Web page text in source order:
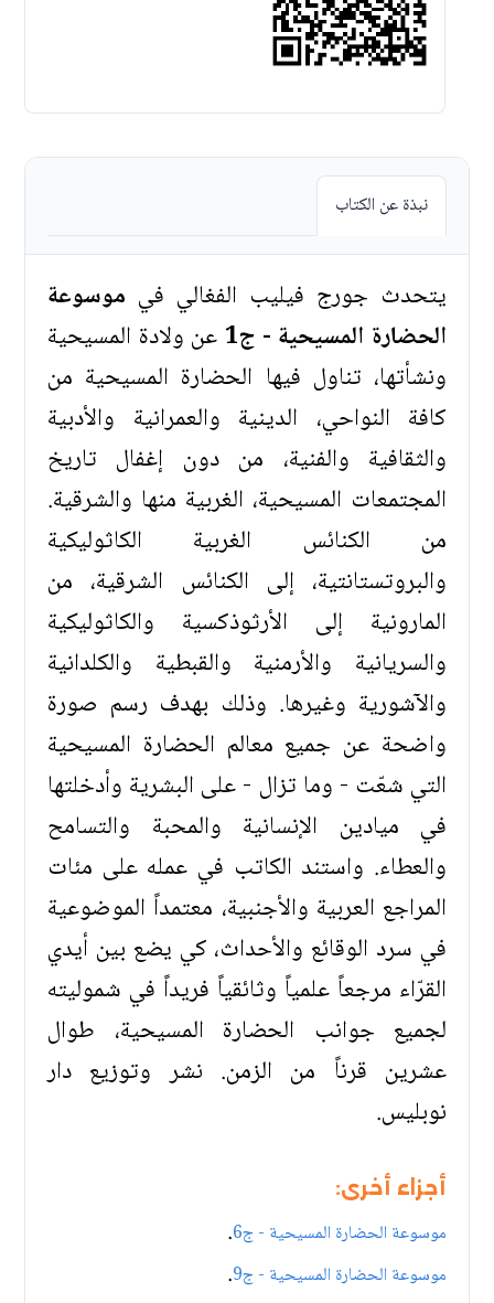
نبذة عن الكتاب
يتحدث جورج فيليب الفغالي في موسوعة
الحضارة المسيحية - ج1 عن ولادة المسيحية
ونشأتها، تناول فيها الحضارة المسيحية من
كافة النواحي، الدينية والعمرانية والأدبية
والثقافية والفنية، من دون إغفال تاريخ
المجتمعات المسيحية، الغربية منها والشرقية.
من الكنائس الغربية الكاثوليكية
والبروتستانتية، إلى الكنائس الشرقية، من
المارونية إلى الأرثوذكسية والكاثوليكية
والسريانية والأرمنية والقبطية والكلدانية
والآشورية وغيرها. وذلك بهدف رسم صورة
واضحة عن جميع معالم الحضارة المسيحية
التي شعّت - وما تزال - على البشرية وأدخلتها
في ميادين الإنسانية والمحبة والتسامح
والعطاء. واستند الكاتب في عمله على مئات
المراجع العربية والأجنبية، معتمداً الموضوعية
في سرد الوقائع والأحداث، كي يضع بين أيدي
القرّاء مرجعاً علمياً وثائقياً فريداً في شموليته
لجميع جوانب الحضارة المسيحية، طوال
عشرين قرناً من الزمن. نشر وتوزيع دار
نوبليس.
أجزاء أخرى:
موسوعة الحضارة المسيحية - ج6 .
موسوعة الحضارة المسيحية - ج9 .